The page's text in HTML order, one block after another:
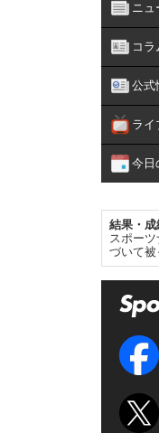
ニュ
コラ
公式
ライ
今日
結果・
スポー
づいて被